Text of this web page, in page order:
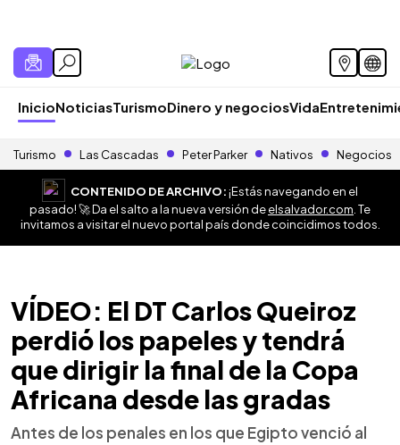
InicioNoticiasTurismoDinero y negociosVida
Turismo Las Cascadas Peter Parker Nativos Negocios
CONTENIDO DE ARCHIVO:¡Estás navegando en el
pasado! 🚀 Da el salto a la nueva versión deelsalvador.com . Te
invitamos a visitar el nuevo portal país donde coincidimos todos.
VÍDEO: El DT Carlos Queiroz
perdió los papeles y tendrá
que dirigir la final de la Copa
Africana desde las gradas
Antes de los penales en los que Egipto venció al